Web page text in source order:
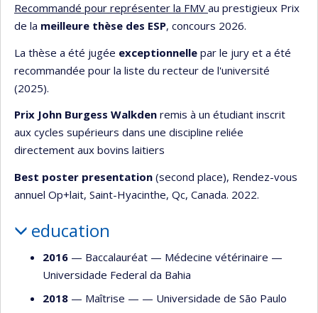
Recommandé pour représenter la FMV au prestigieux Prix
de la meilleure thèse des ESP, concours 2026.
La thèse a été jugée exceptionnelle par le jury et a été
recommandée pour la liste du recteur de l'université
(2025).
Prix John Burgess Walkden remis à un étudiant inscrit
aux cycles supérieurs dans une discipline reliée
directement aux bovins laitiers
Best poster presentation (second place), Rendez-vous
annuel Op+lait, Saint-Hyacinthe, Qc, Canada. 2022.
education
2016 — Baccalauréat — Médecine vétérinaire —
Universidade Federal da Bahia
2018 — Maîtrise — — Universidade de São Paulo